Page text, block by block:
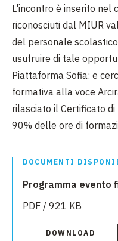
L'incontro è inserito nel
riconosciuti dal MIUR
del personale
usufruire di tale
Piattaforma Sofia: e
formativa alla voce
rilasciato il Certificato
90% delle ore di
DOCUMENTI
Programma evento
PDF / 921 KB
DOWNLOAD